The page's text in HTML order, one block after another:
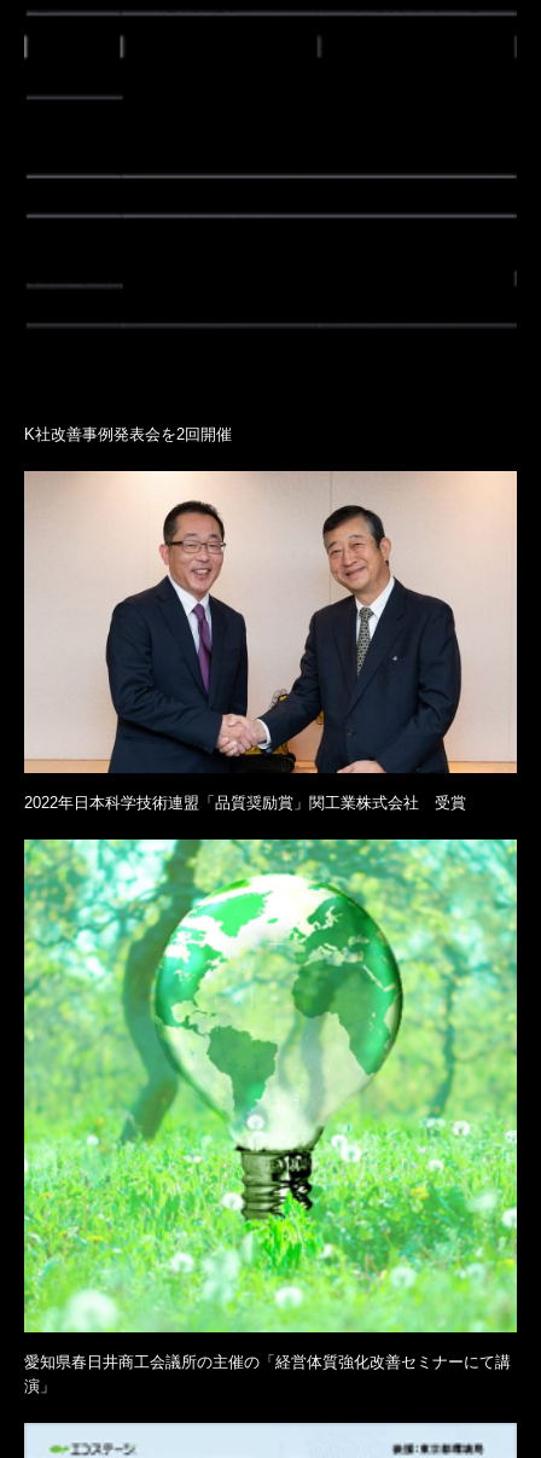
K社改善事例発表会を2回開催
2022年日本科学技術連盟「品質奨励賞」関工業株式会社 受賞
愛知県春日井商工会議所の主催の「経営体質強化改善セミナーにて講
演」